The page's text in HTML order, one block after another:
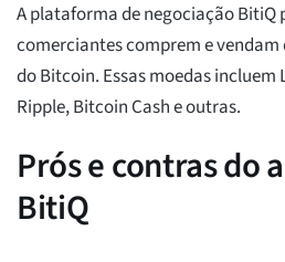
A plataforma de negociação BitiQ
comerciantes comprem e
do Bitcoin. Essas moedas
Ripple, Bitcoin Cash e outras.
Prós e contras do
BitiQ